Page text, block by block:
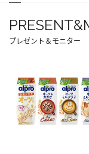
プレゼント＆モニター